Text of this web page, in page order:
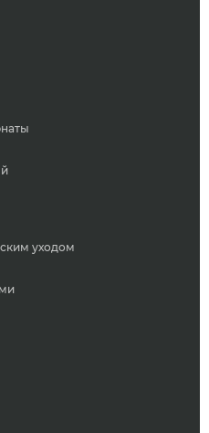
уходом